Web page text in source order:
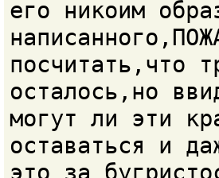
его никоим
посчитать,что
осталось,но
могут ли эти
оставаться и
это за